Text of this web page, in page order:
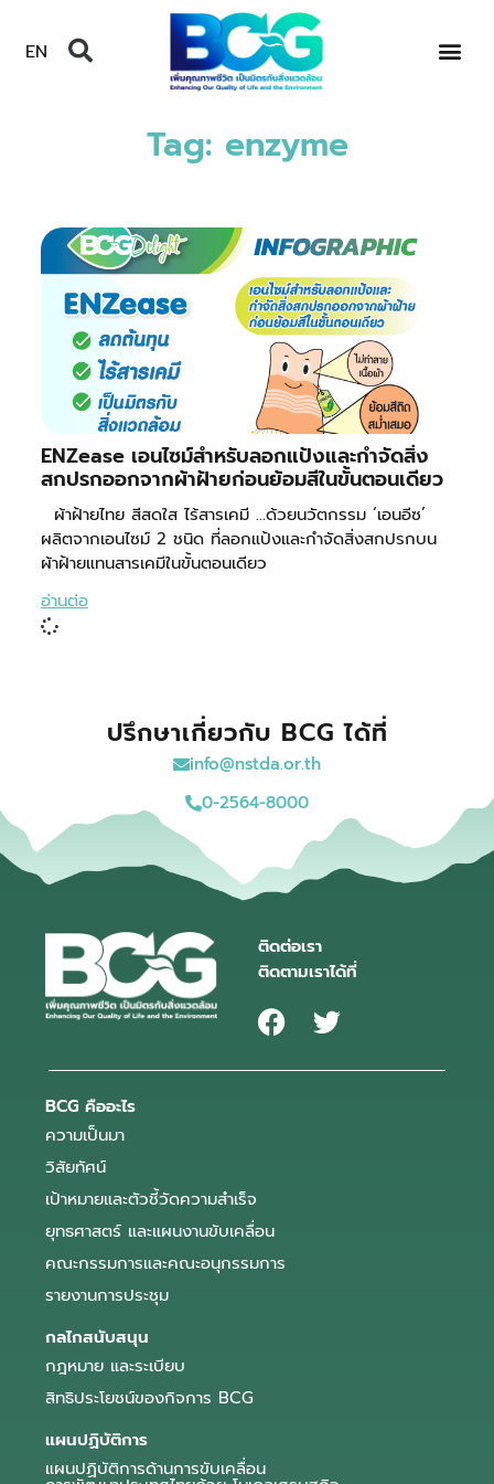
EN
Tag: enzyme
ENZease เอนไซม์สำหรับลอกแป้งและกำจัดสิ่ง
สกปรกออกจากผ้าฝ้ายก่อนย้อมสีในขั้นตอนเดียว
ผ้าฝ้ายไทย สีสดใส ไร้สารเคมี …ด้วยนวัตกรรม ‘เอนอีซ’
ผลิตจากเอนไซม์ 2 ชนิด ที่ลอกแป้งและกำจัดสิ่งสกปรกบน
ผ้าฝ้ายแทนสารเคมีในขั้นตอนเดียว
อ่านต่อ
ปรึกษาเกี่ยวกับ BCG ได้ที่
info@nstda.or.th
0-2564-8000
ติดต่อเรา
ติดตามเราได้ที่
BCG คืออะไร
ความเป็นมา
วิสัยทัศน์
เป้าหมายและตัวชี้วัดความสำเร็จ
ยุทธศาสตร์ และแผนงานขับเคลื่อน
คณะกรรมการและคณะอนุกรรมการ
รายงานการประชุม
กลไกสนับสนุน
กฎหมาย และระเบียบ
สิทธิประโยชน์ของกิจการ BCG
แผนปฏิบัติการ
แผนปฏิบัติการด้านการขับเคลื่อน